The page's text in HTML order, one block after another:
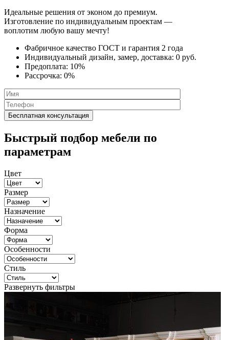
Идеальные решения от эконом до премиум.
Изготовление по индивидуальным проектам —
воплотим любую вашу мечту!
Фабричное качество ГОСТ и гарантия 2 года
Индивидуальный дизайн, замер, доставка: 0 руб.
Предоплата: 10%
Рассрочка: 0%
Быстрый подбор мебели по
параметрам
Цвет
Размер
Назначение
Форма
Особенности
Стиль
Развернуть фильтры